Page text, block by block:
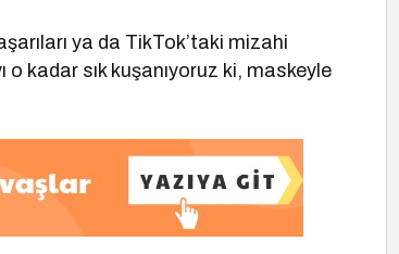
ya da TikTok’taki mizahi
kadar sık kuşanıyoruz ki, maskeyle